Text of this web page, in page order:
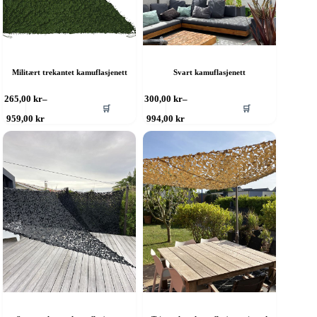
Militært trekantet kamuflasjenett
265,00 kr–
959,00kr
Prisområde:
265,00 kr
🛒
Svart kamuflasjenett
300,00 kr–
994,00kr
Prisområde:
300,00 kr
🛒
Dette
flere
Alternativene
kan
velges
på
produktsiden